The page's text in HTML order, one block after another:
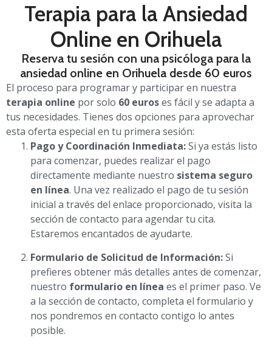
Terapia para la Ansiedad
Online en Orihuela
Reserva tu sesión con una psicóloga para la
ansiedad online en Orihuela desde 60 euros
El proceso para programar y participar en nuestra
terapia online por solo 60 euroses fácil y se adapta a
tus necesidades. Tienes dos opciones para aprovechar
esta oferta especial en tu primera sesión:
Pago y Coordinación Inmediata:Si ya estás listo
para comenzar, puedes realizar el pago
directamente mediante nuestro sistema seguro
en línea. Una vez realizado el pago de tu sesión
inicial a través del enlace proporcionado, visita la
sección de contacto para agendar tu cita.
Estaremos encantados de ayudarte.
Formulario de Solicitud de Información:Si
prefieres obtener más detalles antes de comenzar,
nuestro formulario en línea es el primer paso. Ve
a la sección de contacto, completa el formulario y
nos pondremos en contacto contigo lo antes
posible.